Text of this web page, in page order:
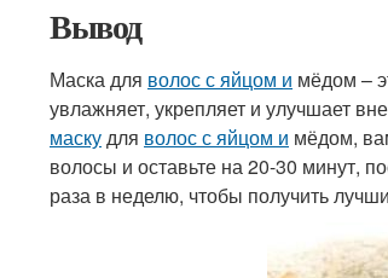
Вывод
Маска для волос с яйцом и мёдом –
увлажняет, укрепляет и улучшает
маскудля волос с яйцом и мёдом,
волосы и оставьте на 20-30 минут,
раза в неделю, чтобы получить